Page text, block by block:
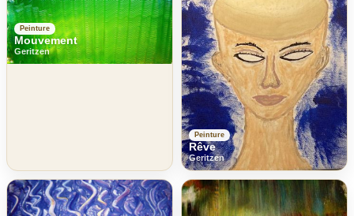
Peinture
Mouvement
Geritzen
Peinture
Rêve
Geritzen